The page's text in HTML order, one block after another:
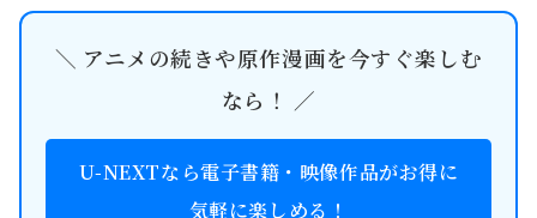
＼ アニメの続きや原作漫画を今すぐ楽しむ
なら！ ／
U-NEXTなら電子書籍・映像作品がお得に
気軽に楽しめる！